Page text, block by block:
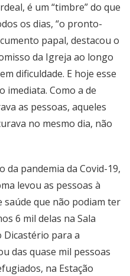
é um “timbre” do que
os dias, “o pronto-
papal, destacou o
da Igreja ao longo
dificuldade. E hoje esse
imediata. Como a de
as pessoas, aqueles
no mesmo dia, não
pandemia da Covid-19,
levou as pessoas à
saúde que não podiam ter
6 mil delas na Sala
Dicastério para a
das quase mil pessoas
na Estação